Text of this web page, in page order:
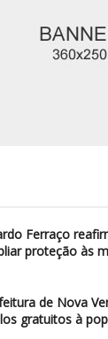
Ferraço
proteção às
de Nova
gratuitos à